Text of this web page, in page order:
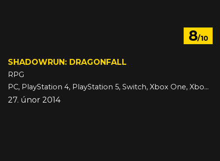
8/10
SHADOWRUN: DRAGONFALL
RPG
PC, PlayStation 4, PlayStation 5, Switch, Xbox One, Xbox Series, iOS
27. únor 2014